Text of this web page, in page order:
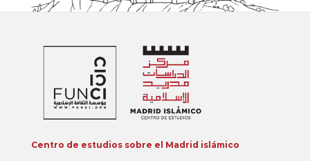
Centro de estudios sobre el Madrid islámico